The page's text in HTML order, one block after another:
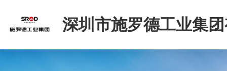
深圳市施罗德工业集